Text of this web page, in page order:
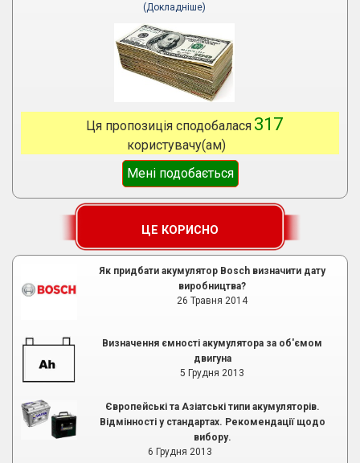
(Докладніше)
Ця пропозиція сподобалася 317
користувачу(ам)
Мені подобається
ЦЕ КОРИСНО
Як придбати акумулятор Bosch визначити дату
виробництва?
26 Травня 2014
Визначення ємності акумулятора за об'ємом
двигуна
5 Грудня 2013
Європейські та Азіатські типи акумуляторів.
Відмінності у стандартах. Рекомендації щодо
вибору.
6 Грудня 2013